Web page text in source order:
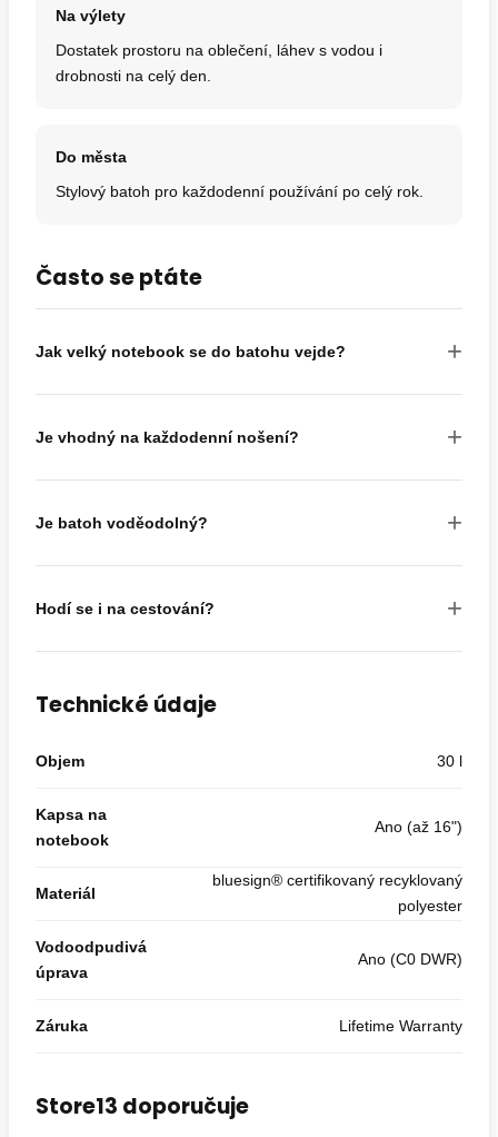
Na výlety
Dostatek prostoru na oblečení, láhev s vodou i
drobnosti na celý den.
Do města
Stylový batoh pro každodenní používání po celý rok.
Často se ptáte
Jak velký notebook se do batohu vejde? +
Je vhodný na každodenní nošení? +
Je batoh voděodolný? +
Hodí se i na cestování? +
Technické údaje
Objem 30 l
Kapsa na
notebook
Ano (až 16")
Materiál
bluesign® certifikovaný recyklovaný
polyester
Vodoodpudivá
úprava
Ano (C0 DWR)
Záruka Lifetime Warranty
Store13 doporučuje